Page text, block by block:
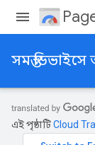
সমস্ত
এই পৃষ্ঠাটিCloud